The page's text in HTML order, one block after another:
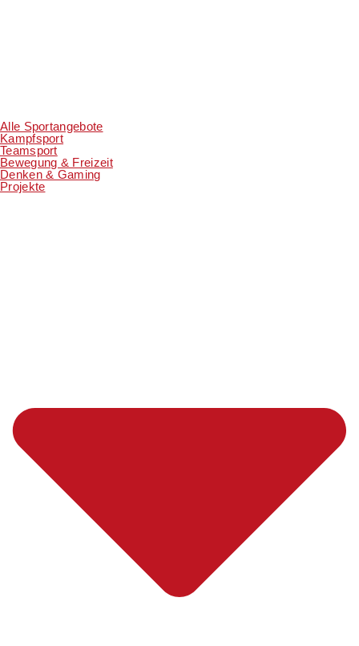
Alle Sportangebote
Kampfsport
Teamsport
Bewegung & Freizeit
Denken & Gaming
Projekte